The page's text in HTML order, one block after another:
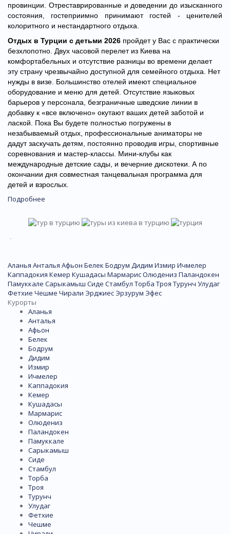
провинции. Отреставрированные и доведении до изысканного
состояния, гостеприимно принимают гостей - ценителей
колоритного и нестандартного отдыха.
Отдых в Турции с детьми 2026 пройдет у Вас с практически
безхлопотно. Двух часовой перелет из Киева на
комфортабельных и отсутствие разницы во времени делает
эту страну чрезвычайно доступной для семейного отдыха. Нет
нужды в визе. Большинство отелей имеют специальное
оборудование и меню для детей. Отсутствие языковых
барьеров у персонала, безграничные шведские линии в
добавку к «все включено» окутают ваших детей заботой и
лаской. Пока Вы будете полностью погружены в
незабываемый отдых, профессиональные аниматоры не
дадут заскучать детям, постоянно проводив игры, спортивные
соревнования и мастер-классы. Мини-клубы как
международные детские сады, и вечерние дискотеки. А по
окончании дня совместная танцевальная программа для
детей и взрослых.
Подробнее
.
Аланья Анталья Афьон Белек Бодрум Дидим Измир Ичмелер
Каппадокия Кемер Кушадасы МармарисОлюдениз Паландокен
Памуккале Сарыкамыш Сиде Стамбул Торба Троя Турунч Улудаг
Фетхие Чешме Чирали Эрджиес Эрзурум Эфес
Курорты
Аланья
Анталья
Афьон
Белек
Бодрум
Дидим
Измир
Ичмелер
Каппадокия
Кемер
Кушадасы
Мармарис
Олюдениз
Паландокен
Памуккале
Сарыкамыш
Сиде
Стамбул
Торба
Троя
Турунч
Улудаг
Фетхие
Чешме